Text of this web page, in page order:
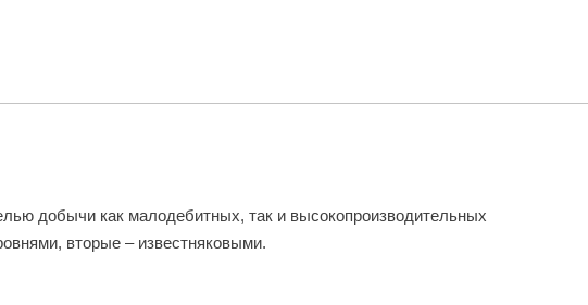
добычи как малодебитных, так и высокопроизводительных
вторые – известняковыми.